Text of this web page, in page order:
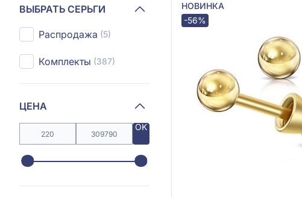
ВЫБРАТЬ СЕРЬГИ
Распродажа (5)
Комплекты (387)
ЦЕНА
OK
НОВИНКА
-56%